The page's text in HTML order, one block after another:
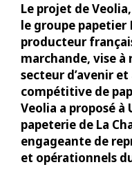
Le projet de
le groupe papetier
producteur
marchande, vise
secteur d’avenir
compétitive de
Veolia a proposé à
papeterie de La
engageante de
et opérationnels